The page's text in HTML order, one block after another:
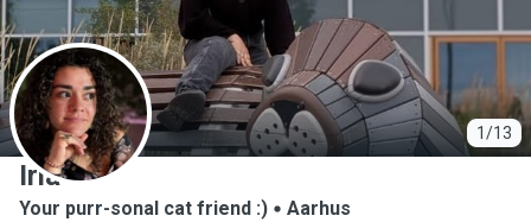
1/13
I
Iria
Your purr-sonal cat friend :)
Aarhus